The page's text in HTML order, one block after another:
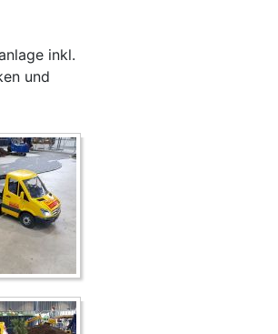
inkl.
und